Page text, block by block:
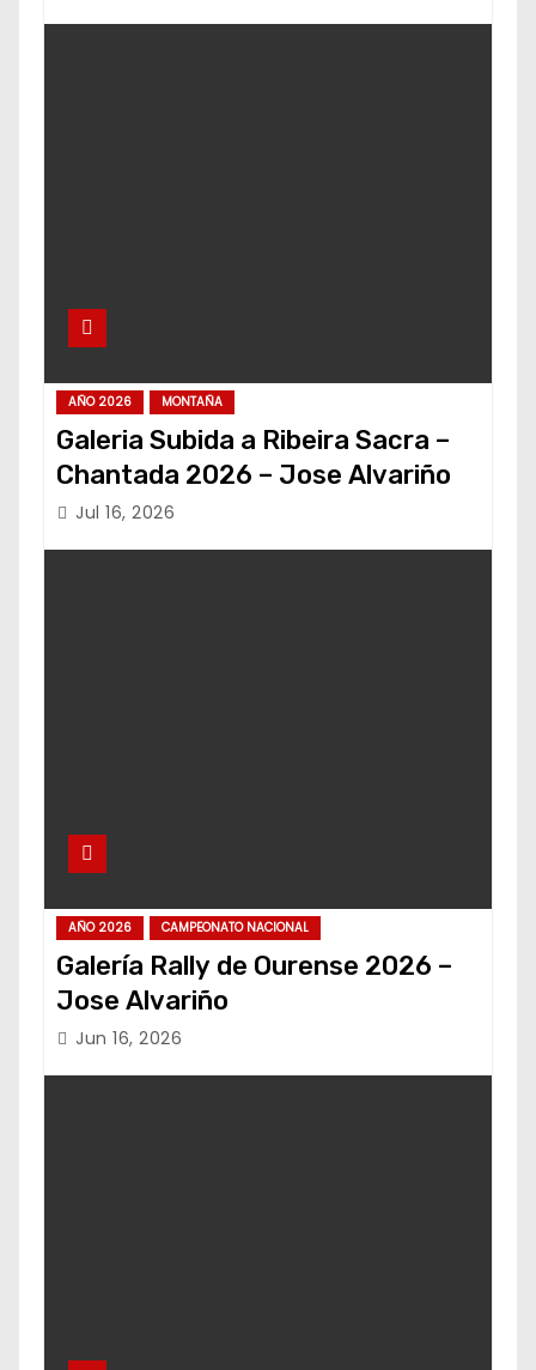
AÑO 2026 MONTAÑA
Galeria Subida a Ribeira Sacra –
Chantada 2026 – Jose Alvariño
Jul 16, 2026
AÑO 2026 CAMPEONATO NACIONAL
Galería Rally de Ourense 2026 –
Jose Alvariño
Jun 16, 2026